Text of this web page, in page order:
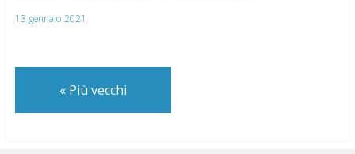
13 gennaio 2021
«Più vecchi